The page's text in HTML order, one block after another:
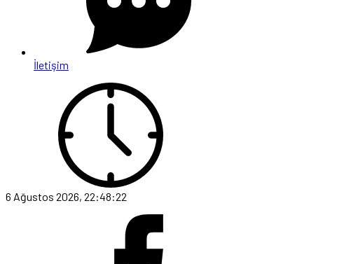
İletişim
6 Ağustos 2026, 22:48:22